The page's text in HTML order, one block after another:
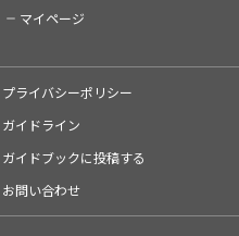
マイページ
プライバシーポリシー
ガイドライン
ガイドブックに投稿する
お問い合わせ